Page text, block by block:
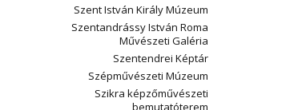
Szent István Király Múzeum
Szentandrássy István Roma
Művészeti Galéria
Szentendrei Képtár
Szépművészeti Múzeum
Szikra képzőművészeti
bemutatóterem